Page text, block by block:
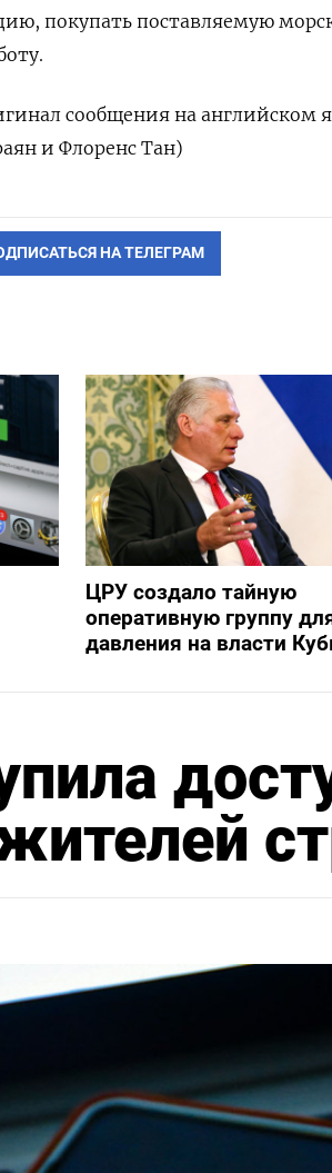
покупать поставляемую
сообщения ​на английском
и Флоренс Тан)
НА ТЕЛЕГРАМ
ЦРУ создало тайную
оперативную группу
давления на власти